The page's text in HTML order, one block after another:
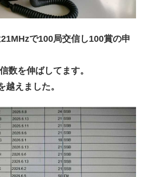
で100局交信し100賞の申
数を伸ばしてます。
越えました。